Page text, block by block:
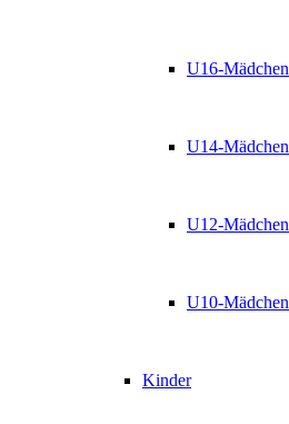
U16-Mädchen
U14-Mädchen
U12-Mädchen
U10-Mädchen
Kinder